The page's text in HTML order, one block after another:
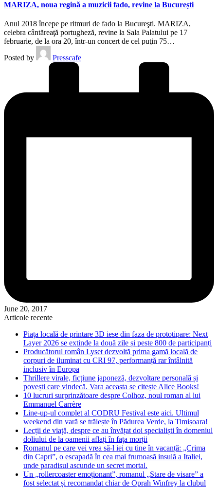
MARIZA, noua regină a muzicii fado, revine la București
Anul 2018 începe pe ritmuri de fado la Bucureşti. MARIZA,
celebra cântăreaţă portugheză, revine la Sala Palatului pe 17
februarie, de la ora 20, într-un concert de cel puţin 75…
Posted by
Presscafe
June 20, 2017
Articole recente
Piața locală de printare 3D iese din faza de prototipare: Next
Layer 2026 se extinde la două zile și peste 800 de participanți
Producătorul român Lyset dezvoltă prima gamă locală de
corpuri de iluminat cu CRI 97, performanță rar întâlnită
inclusiv în Europa
Thrillere virale, ficțiune japoneză, dezvoltare personală și
povești care vindecă. Vara aceasta se citește Alice Books!
10 lucruri surprinzătoare despre Colhoz, noul roman al lui
Emmanuel Carrère
Line-up-ul complet al CODRU Festival este aici. Ultimul
weekend din vară se trăiește în Pădurea Verde, la Timișoara!
Lecții de viață, despre ce au învățat doi specialiști în domeniul
doliului de la oamenii aflați în fața morții
Romanul pe care vei vrea să-l iei cu tine în vacanță: „Crima
din Capri”, o escapadă în cea mai frumoasă insulă a Italiei,
unde paradisul ascunde un secret mortal.
Un „rollercoaster emoționant”, romanul „Stare de visare” a
fost selectat și recomandat chiar de Oprah Winfrey la clubul